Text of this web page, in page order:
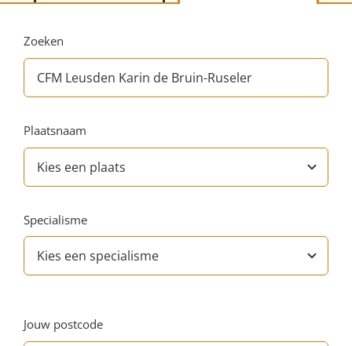
Zoeken
Plaatsnaam
Specialisme
Jouw postcode